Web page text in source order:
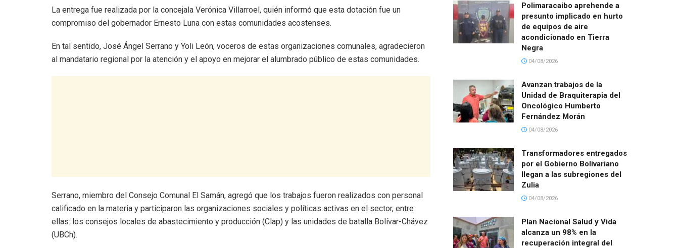
La entrega fue realizada por la concejala Verónica Villarroel, quién informó que esta dotación fue un
compromiso del gobernador Ernesto Luna con estas comunidades acostenses.
En tal sentido, José Ángel Serrano y Yoli León, voceros de estas organizaciones comunales, agradecieron
al mandatario regional por la atención y el apoyo en mejorar el alumbrado público de estas comunidades.
Serrano, miembro del Consejo Comunal El Samán, agregó que los trabajos fueron realizados con personal
calificado en la materia y participaron las organizaciones sociales y políticas activas en el sector, entre
ellas: los consejos locales de abastecimiento y producción (Clap) y las unidades de batalla Bolívar-Chávez
(UBCh).
Polimaracaibo aprehende a
presunto implicado en hurto
de equipos de aire
acondicionado en Tierra
Negra
04/08/2026
Avanzan trabajos de la
Unidad de Braquiterapia del
Oncológico Humberto
Fernández Morán
04/08/2026
Transformadores entregados
por el Gobierno Bolivariano
llegan a las subregiones del
Zulia
04/08/2026
Plan Nacional Salud y Vida
alcanza un 98% en la
recuperación integral del